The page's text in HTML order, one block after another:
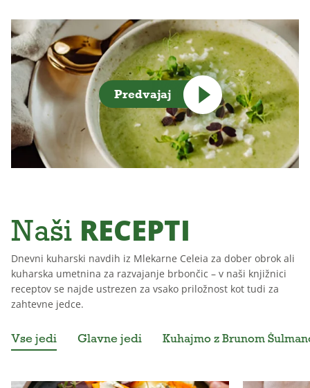
Predvajaj
Naši RECEPTI
Dnevni kuharski navdih iz Mlekarne Celeia za dober obrok ali
kuharska umetnina za razvajanje brbončic – v naši knjižnici
receptov se najde ustrezen za vsako priložnost kot tudi za
zahtevne jedce.
Vse jedi Glavne jedi Kuhajmo z Brunom